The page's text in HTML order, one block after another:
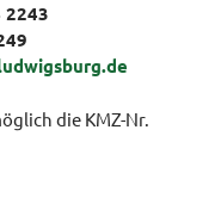
2243
die KMZ-Nr.